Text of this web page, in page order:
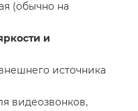
(обычно на
и
источника
видеозвонков,